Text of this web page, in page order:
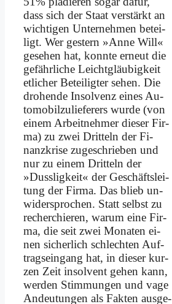
dass sich der Staat ver­stärkt an
wich­ti­gen Un­ter­neh­men be­tei­
ligt. Wer ge­stern »An­ne Will«
ge­se­hen hat, konn­te er­neut die
ge­fähr­li­che Leicht­gläu­big­keit
et­li­cher Be­tei­lig­ter se­hen. Die
dro­hen­de In­sol­venz ei­nes Au­
to­mo­bil­zu­lie­fe­rers wur­de (von
ei­nem Ar­beit­neh­mer die­ser Fir­
ma) zu zwei Drit­teln der Fi­
nanz­kri­se zu­ge­schrie­ben und
nur zu ei­nem Drit­teln der
»Duss­lig­keit« der Ge­schäfts­lei­
tung der Fir­ma. Das blieb un­
wi­der­spro­chen. Statt selbst zu
re­cher­chie­ren, war­um ei­ne Fir­
ma, die seit zwei Mo­na­ten ei­
nen si­cher­lich schlech­ten Auf­
trags­ein­gang hat, in die­ser kur­
zen Zeit in­sol­vent ge­hen kann,
wer­den Stim­mun­gen und va­ge
An­deu­tun­gen als Fak­ten aus­ge­